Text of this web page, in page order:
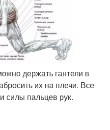
держать гантели в
их на плечи. Все
силы пальцев рук.